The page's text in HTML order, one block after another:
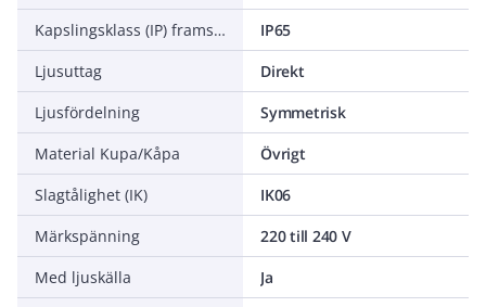
Kapslingsklass (IP) framsida
IP65
Ljusuttag
Direkt
Ljusfördelning
Symmetrisk
Material Kupa/Kåpa
Övrigt
Slagtålighet (IK)
IK06
Märkspänning
220 till 240 V
Med ljuskälla
Ja